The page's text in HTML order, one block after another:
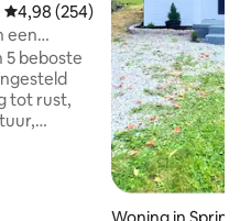
Gemiddelde beoordeling van
4,98 (254)
een
en
5 beboste
tot rust,